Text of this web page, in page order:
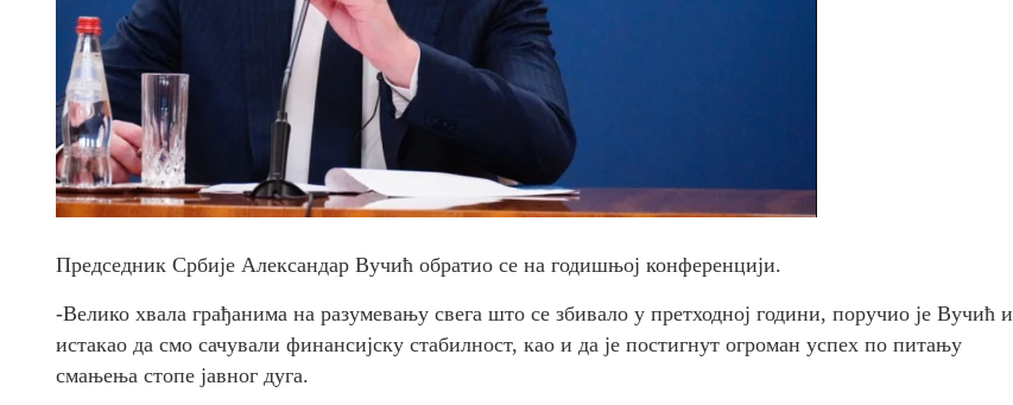
Председник Србије Александар Вучић обратио се на годишњој конференцији.
-Велико хвала грађанима на разумевању свега што се збивало у претходној години, поручио је Вучић и
истакао да смо сачували финансијску стабилност, као и да је постигнут огроман успех по питању
смањења стопе јавног дуга.